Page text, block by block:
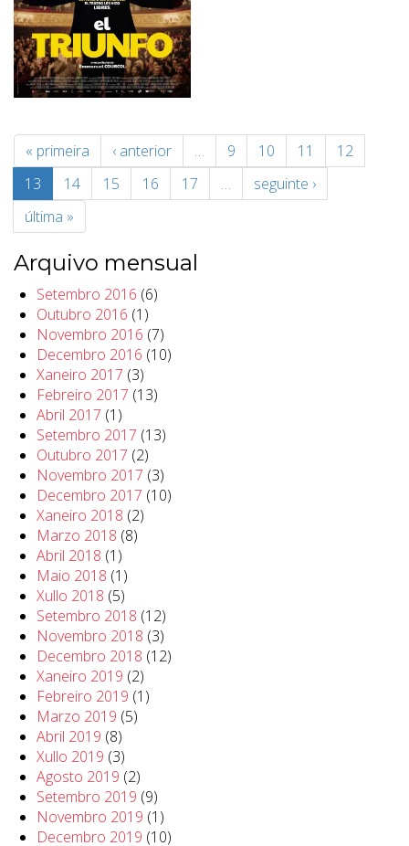
« primeira ‹ anterior … 9 10 11
12
13
14 15 16 17 …
seguinte ›
última »
Arquivo mensual
Setembro 2016 (6)
Outubro 2016 (1)
Novembro 2016 (7)
Decembro 2016 (10)
Xaneiro 2017 (3)
Febreiro 2017 (13)
Abril 2017 (1)
Setembro 2017 (13)
Outubro 2017 (2)
Novembro 2017 (3)
Decembro 2017 (10)
Xaneiro 2018 (2)
Marzo 2018 (8)
Abril 2018 (1)
Maio 2018 (1)
Xullo 2018 (5)
Setembro 2018 (12)
Novembro 2018 (3)
Decembro 2018 (12)
Xaneiro 2019 (2)
Febreiro 2019 (1)
Marzo 2019 (5)
Abril 2019 (8)
Xullo 2019 (3)
Agosto 2019 (2)
Setembro 2019 (9)
Novembro 2019 (1)
Decembro 2019 (10)